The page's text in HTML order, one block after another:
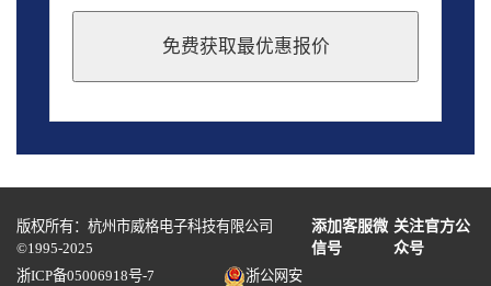
免费获取最优惠报价
should
blank
版权所有：杭州市威格电子科技有限公司
©1995-2025
添加客服微
信号
关注官方公
众号
浙ICP备05006918号-7
浙公网安